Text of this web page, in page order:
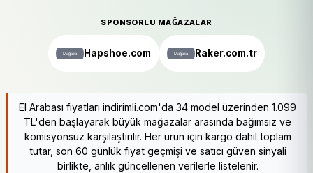
SPONSORLU MAĞAZALAR
Hapshoe.com Raker.com.tr
El Arabası fiyatları indirimli.com'da 34 model üzerinden 1.099
TL'den başlayarak büyük mağazalar arasında bağımsız ve
komisyonsuz karşılaştırılır. Her ürün için kargo dahil toplam
tutar, son 60 günlük fiyat geçmişi ve satıcı güven sinyali
birlikte, anlık güncellenen verilerle listelenir.